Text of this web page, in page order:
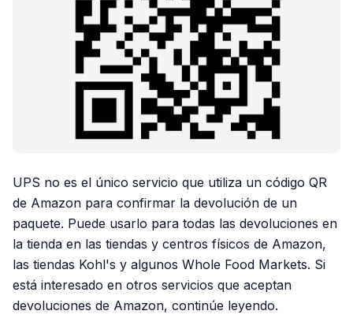
UPS no es el único servicio que utiliza un código QR
de Amazon para confirmar la devolución de un
paquete. Puede usarlo para todas las devoluciones en
la tienda en las tiendas y centros físicos de Amazon,
las tiendas Kohl's y algunos Whole Food Markets. Si
está interesado en otros servicios que aceptan
devoluciones de Amazon, continúe leyendo.